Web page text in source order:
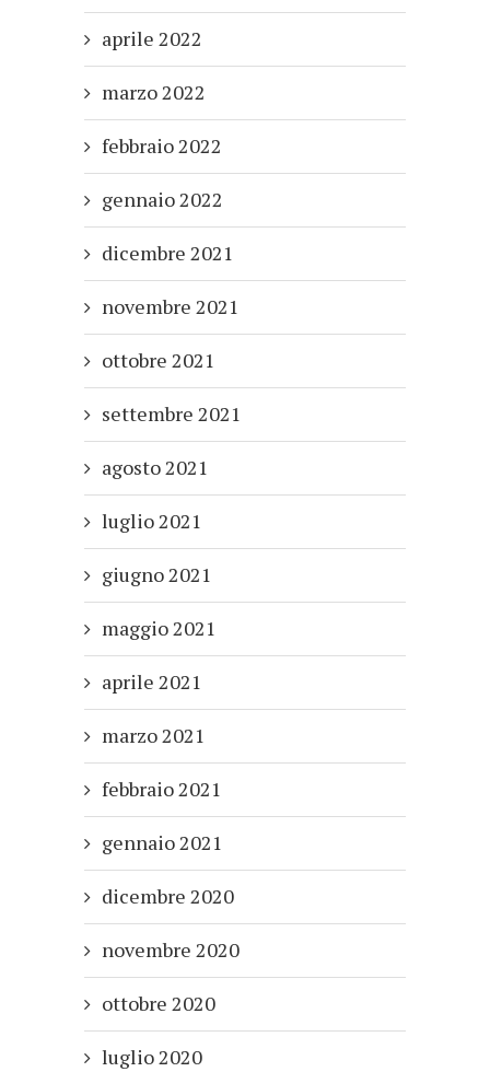
aprile 2022
marzo 2022
febbraio 2022
gennaio 2022
dicembre 2021
novembre 2021
ottobre 2021
settembre 2021
agosto 2021
luglio 2021
giugno 2021
maggio 2021
aprile 2021
marzo 2021
febbraio 2021
gennaio 2021
dicembre 2020
novembre 2020
ottobre 2020
luglio 2020